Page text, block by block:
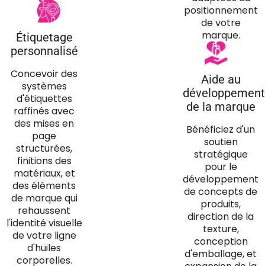
Étiquetage
personnalisé
Concevoir des
systèmes
d'étiquettes
raffinés avec
des mises en
page
structurées,
finitions des
matériaux, et
des éléments
de marque qui
rehaussent
l'identité visuelle
de votre ligne
d'huiles
corporelles.
positionnement
de votre
marque.
Aide au
développement
de la marque
Bénéficiez d'un
soutien
stratégique
pour le
développement
de concepts de
produits,
direction de la
texture,
conception
d'emballage, et